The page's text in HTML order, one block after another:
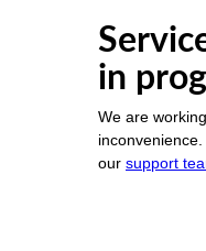
in
We are
our support